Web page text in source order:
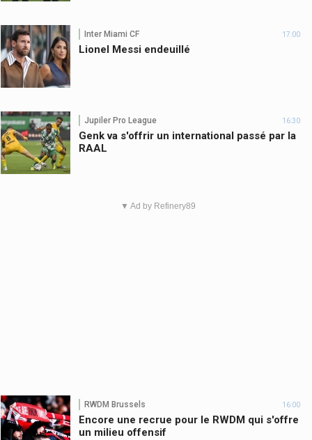
Inter Miami CF 17:00
Lionel Messi endeuillé
Jupiler Pro League 16:30
Genk va s'offrir un international passé par la
RAAL
▼ Ad by Refinery89
RWDM Brussels 16:00
Encore une recrue pour le RWDM qui s'offre
un milieu offensif